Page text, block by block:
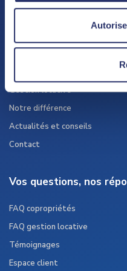
Le cabinet
Gestion locative
Notre différence
Actualités et conseils
Contact
Vos questions, nos
FAQ copropriétés
FAQ gestion locative
Témoignages
Espace client